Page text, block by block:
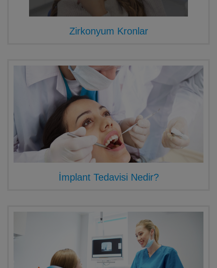
Zirkonyum Kronlar
İmplant Tedavisi Nedir?